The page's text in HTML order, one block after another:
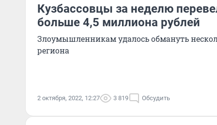
Кузбассовцы за неделю
больше 4,5 миллиона рублей
Злоумышленникам удалось обмануть
региона
2 октября, 2022, 12:27 3 819 Обсудить